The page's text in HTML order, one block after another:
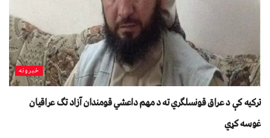
خبرونه
ترکیه کې د عراق قونسلګري ته د مهم داعشي قومندان آزاد تګ عراقیان
غوسه کړي